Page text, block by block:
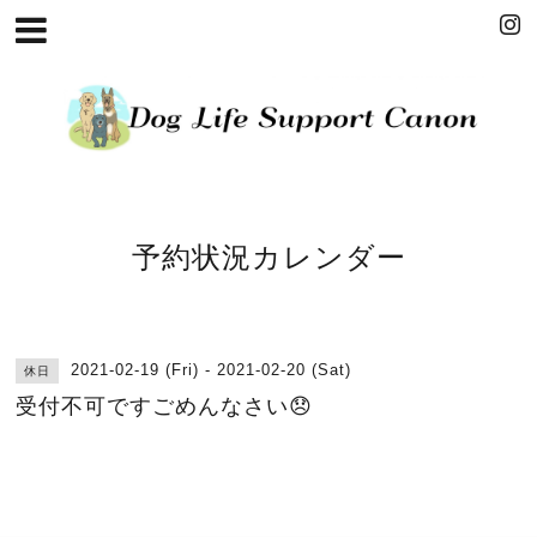
予約状況カレンダー
休日 2021-02-19 (Fri) - 2021-02-20 (Sat)
受付不可ですごめんなさい😞